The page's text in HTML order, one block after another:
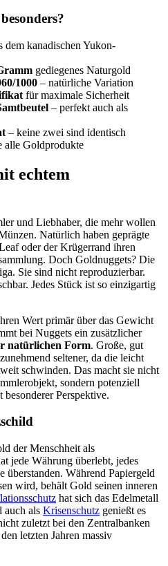
dem kanadischen Yukon-
gediegenes Naturgold
1000 – natürliche Variation
für maximale Sicherheit
– perfekt auch als
– keine zwei sind identisch
alle Goldprodukte
echtem
und Liebhaber, die mehr wollen
Natürlich haben geprägte
oder der Krügerrand ihren
Doch Goldnuggets? Die
Sie sind nicht reproduzierbar.
Jedes Stück ist so einzigartig
Wert primär über das Gewicht
bei Nuggets ein zusätzlicher
natürlichen Form. Große, gut
seltener, da die leicht
schwinden. Das macht sie nicht
sondern potenziell
Perspektive.
der Menschheit als
jede Währung überlebt, jedes
überstanden. Während Papiergeld
wird, behält Gold seinen inneren
hat sich das Edelmetall
auch als Krisenschutz genießt es
zuletzt bei den Zentralbanken
letzten Jahren massiv